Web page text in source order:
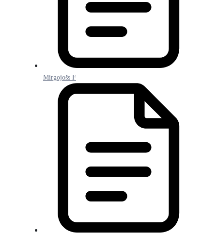
Mirgojošs F